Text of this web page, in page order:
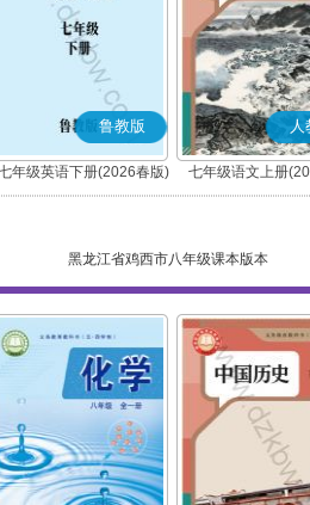
鲁教版
年级英语下册(2026春版)
人
七年级语文上册
(部编版)
黑龙江省鸡西市八年级课本版本